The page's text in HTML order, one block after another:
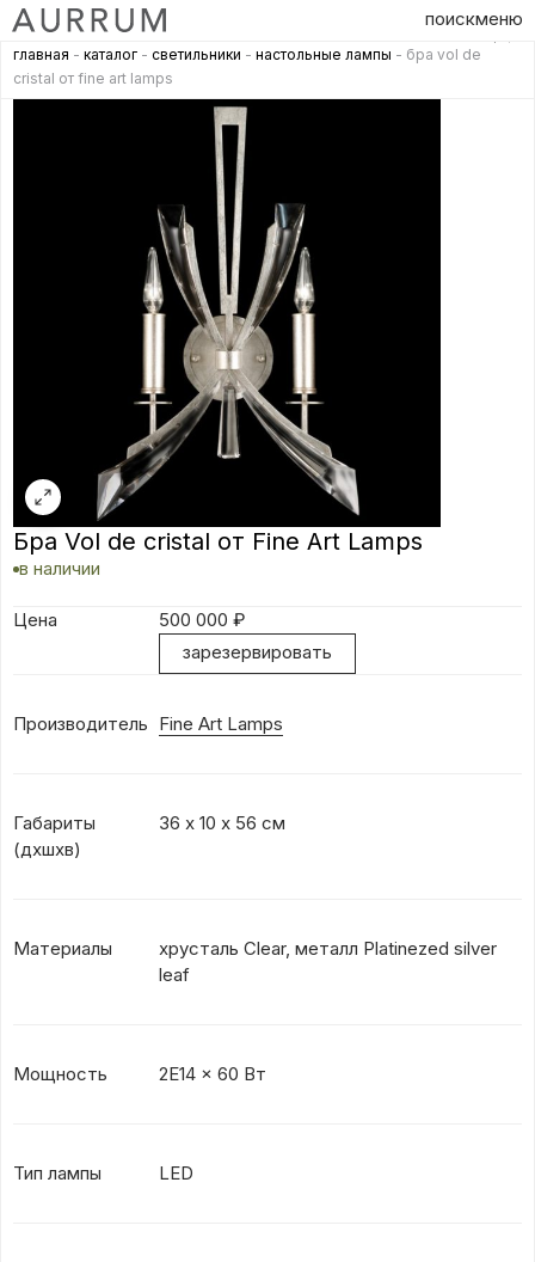
поискменю
главная - каталог - светильники - настольные лампы - бра vol de
cristal от fine art lamps
Бра Vol de cristal от Fine Art Lamps
в наличии
Цена 500 000 ₽
зарезервировать
Производитель Fine Art Lamps
Габариты
(дxшхв)
36 х 10 х 56 см
Материалы
хрусталь Clear, металл Platinezed silver
leaf
Мощность 2E14 x 60 Вт
Тип лампы LED